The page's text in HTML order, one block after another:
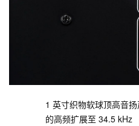
1 英寸织物软球顶高音
的高频扩展至 34.5 kHz